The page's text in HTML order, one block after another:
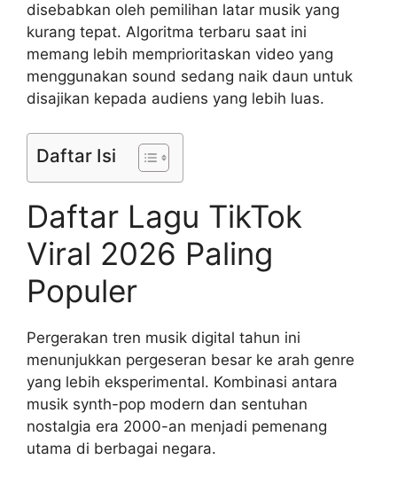
disebabkan oleh pemilihan latar musik yang
kurang tepat. Algoritma terbaru saat ini
memang lebih memprioritaskan video yang
menggunakan sound sedang naik daun untuk
disajikan kepada audiens yang lebih luas.
Daftar Isi
Daftar Lagu TikTok
Viral 2026 Paling
Populer
Pergerakan tren musik digital tahun ini
menunjukkan pergeseran besar ke arah genre
yang lebih eksperimental. Kombinasi antara
musik synth-pop modern dan sentuhan
nostalgia era 2000-an menjadi pemenang
utama di berbagai negara.